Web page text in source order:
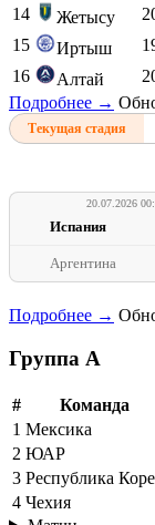
14
Жетысу
15
Иртыш
16
Алтай
Подробнее →
Текущая стадия
20.07.2026
Испания
Аргентина
Подробнее →
Группа A
# Команда
1 Мексика
2 ЮАР
3 Республика
4 Чехия